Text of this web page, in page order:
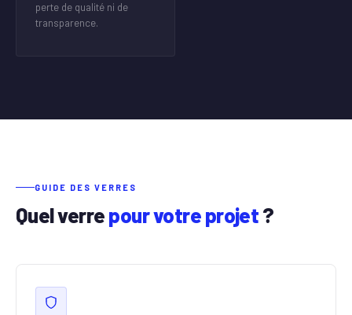
perte de qualité ni de
transparence.
GUIDE DES VERRES
Quel verrepour votre projet?